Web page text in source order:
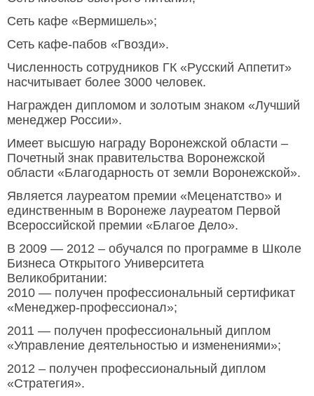
Сеть кафе «Вермишель»;
Сеть кафе-пабов «Гвозди».
Численность сотрудников ГК «Русский Аппетит»
насчитывает более 3000 человек.
Награжден дипломом и золотым знаком «Лучший
менеджер России».
Имеет высшую награду Воронежской области –
Почетный знак правительства Воронежской
области «Благодарность от земли Воронежской».
Является лауреатом премии «Меценатство» и
единственным в Воронеже лауреатом Первой
Всероссийской премии «Благое Дело».
В 2009 — 2012 – обучался по программе в Школе
Бизнеса Открытого Университета
Великобритании:
2010 — получен профессиональный сертификат
«Менеджер-профессионал»;
2011 — получен профессиональный диплом
«Управление деятельностью и изменениями»;
2012 – получен профессиональный диплом
«Стратегия».